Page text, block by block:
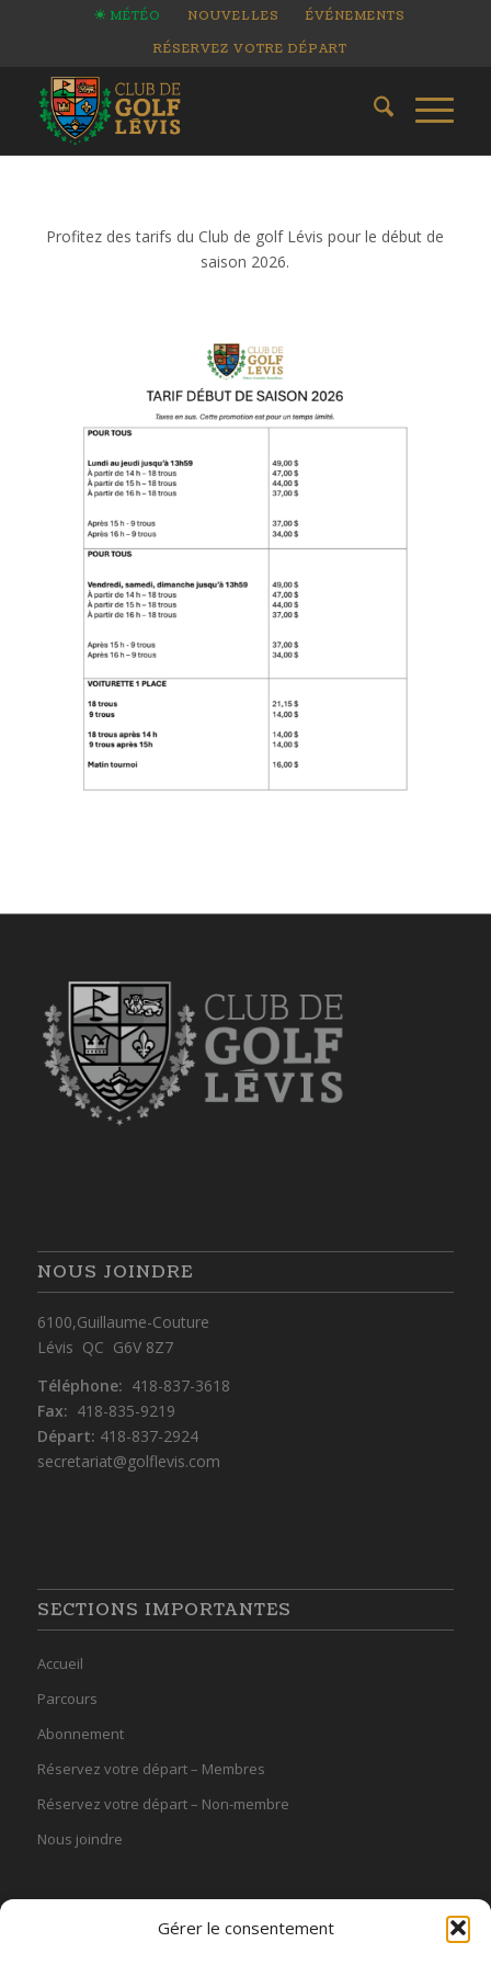
Gérer le consentement
MÉTÉO NOUVELLES
ÉVÉNEMENTS
RÉSERVEZ VOTRE DÉPART
Profitez des tarifs du Club de golf Lévis pour le début de
saison 2026.
NOUS JOINDRE
6100,Guillaume-Couture
Lévis QC G6V 8Z7
Téléphone: 418-837-3618
Fax: 418-835-9219
Départ: 418-837-2924
secretariat@golflevis.com
SECTIONS IMPORTANTES
Accueil
Parcours
Abonnement
Réservez votre départ – Membres
Réservez votre départ – Non-membre
Nous joindre